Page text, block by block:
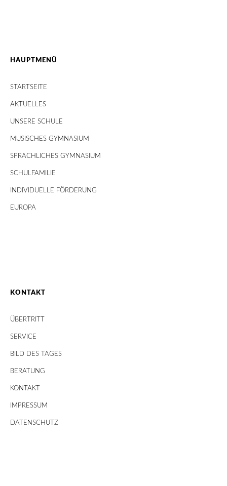
HAUPTMENÜ
STARTSEITE
AKTUELLES
UNSERE SCHULE
MUSISCHES GYMNASIUM
SPRACHLICHES GYMNASIUM
SCHULFAMILIE
INDIVIDUELLE FÖRDERUNG
EUROPA
KONTAKT
ÜBERTRITT
SERVICE
BILD DES TAGES
BERATUNG
KONTAKT
IMPRESSUM
DATENSCHUTZ